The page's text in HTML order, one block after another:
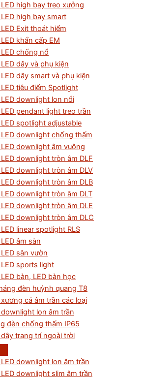
high bay treo xưởng
high bay smart
Exit thoát hiểm
khẩn cấp EM
chống nổ
dây và phụ kiện
dây smart và phụ kiện
tiêu điểm Spotlight
downlight lon nổi
pendant light treo trần
spotlight adjustable
downlight chống thấm
downlight âm vuông
downlight tròn âm DLF
downlight tròn âm DLV
downlight tròn âm DLB
downlight tròn âm DLT
downlight tròn âm DLE
downlight tròn âm DLC
linear spotlight RLS
âm sàn
sân vườn
sports light
bàn, LED bàn học
đèn huỳnh quang T8
cá âm trần các loại
lon âm trần
đèn chống thấm IP65
trang trí ngoài trời
downlight lon âm trần
downlight slim âm trần